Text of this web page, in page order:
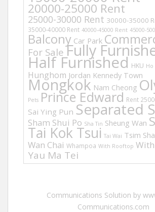
20000-25000 Rent
25000-30000 Rent 30000-35000
35000-40000 Rent 40000-45000 Rent 45000-
Balcony Car Park
For Sale Fully
Half Furnished HKU Ho
Hunghom Jordan Kennedy Town
Mongkok Nam Cheong
Pets Prince Edward Rent
Sai Ying Pun Separated
Sham Shui Po Sha Tin Sheung Wan
Tai Kok Tsui Tai Wai Tsim
Wan Chai Whampoa With Rooftop
Yau Ma Tei
Communications Solution by
Communications.com